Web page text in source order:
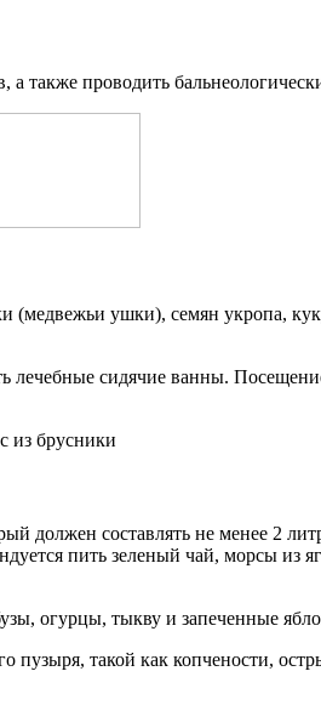
а также проводить
(медвежьи ушки), семян укропа,
сидячие ванны.
должен составлять не менее 2
пить зеленый чай, морсы из
огурцы, тыкву и запеченные
такой как копчености,